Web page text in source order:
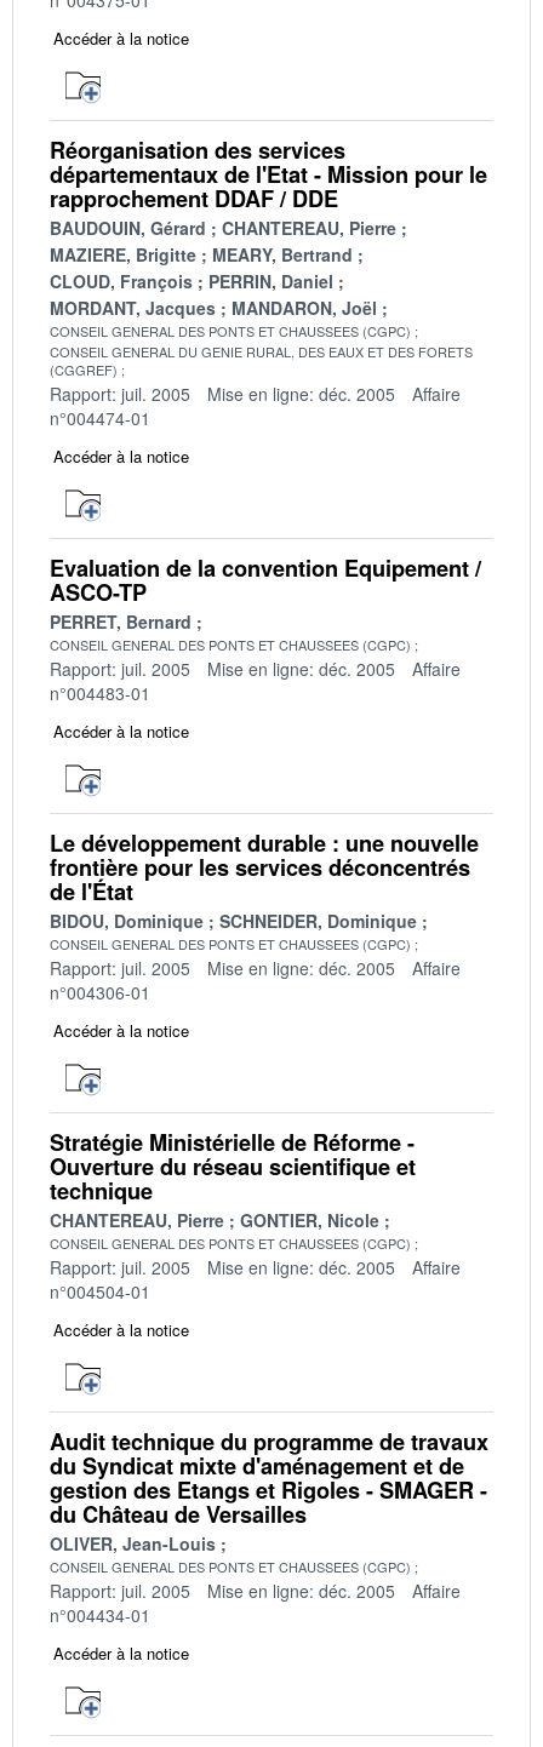
Accéder à la notice
Réorganisation des services
départementaux de l'Etat - Mission pour le
rapprochement DDAF / DDE
BAUDOUIN, Gérard
CHANTEREAU, Pierre
MAZIERE, Brigitte
MEARY, Bertrand
CLOUD, François
PERRIN, Daniel
MORDANT, Jacques
MANDARON, Joël
CONSEIL GENERAL DES PONTS ET CHAUSSEES (CGPC)
CONSEIL GENERAL DU GENIE RURAL, DES EAUX ET DES FORETS
(CGGREF)
Rapport: juil. 2005 Mise en ligne: déc. 2005
Affaire
n°004474-01
Accéder à la notice
Evaluation de la convention Equipement /
ASCO-TP
PERRET, Bernard
CONSEIL GENERAL DES PONTS ET CHAUSSEES (CGPC)
Rapport: juil. 2005 Mise en ligne: déc. 2005
Affaire
n°004483-01
Accéder à la notice
Le développement durable : une nouvelle
frontière pour les services déconcentrés
de l'État
BIDOU, Dominique SCHNEIDER, Dominique
CONSEIL GENERAL DES PONTS ET CHAUSSEES (CGPC)
Rapport: juil. 2005 Mise en ligne: déc. 2005
Affaire
n°004306-01
Accéder à la notice
Stratégie Ministérielle de Réforme -
Ouverture du réseau scientifique et
technique
CHANTEREAU, Pierre GONTIER, Nicole
CONSEIL GENERAL DES PONTS ET CHAUSSEES (CGPC)
Rapport: juil. 2005 Mise en ligne: déc. 2005
Affaire
n°004504-01
Accéder à la notice
Audit technique du programme de travaux
du Syndicat mixte d'aménagement et de
gestion des Etangs et Rigoles - SMAGER -
du Château de Versailles
OLIVER, Jean-Louis
CONSEIL GENERAL DES PONTS ET CHAUSSEES (CGPC)
Rapport: juil. 2005 Mise en ligne: déc. 2005
Affaire
n°004434-01
Accéder à la notice